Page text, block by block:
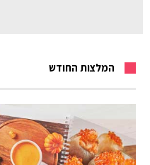
המלצות החודש